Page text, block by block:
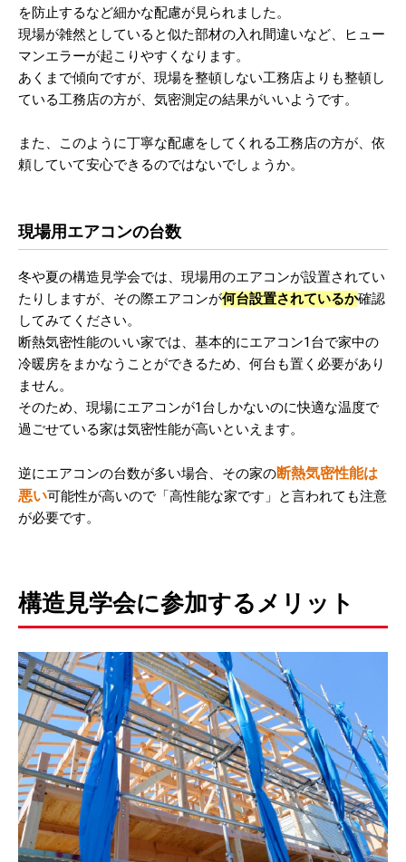
を防止するなど細かな配慮が見られました。
現場が雑然としていると似た部材の入れ間違いなど、ヒュー
マンエラーが起こりやすくなります。
あくまで傾向ですが、現場を整頓しない工務店よりも整頓し
ている工務店の方が、気密測定の結果がいいようです。
また、このように丁寧な配慮をしてくれる工務店の方が、依
頼していて安心できるのではないでしょうか。
現場用エアコンの台数
冬や夏の構造見学会では、現場用のエアコンが設置されてい
たりしますが、その際エアコンが何台設置されているか確認
してみてください。
断熱気密性能のいい家では、基本的にエアコン1台で家中の
冷暖房をまかなうことができるため、何台も置く必要があり
ません。
そのため、現場にエアコンが1台しかないのに快適な温度で
過ごせている家は気密性能が高いといえます。
逆にエアコンの台数が多い場合、その家の断熱気密性能は
悪い可能性が高いので「高性能な家です」と言われても注意
が必要です。
構造見学会に参加するメリット